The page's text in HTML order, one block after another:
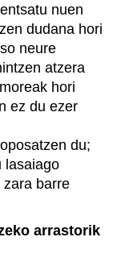
nuen
dudana hori
neure
atzera
hori
ez du ezer
du;
lasaiago
barre
arrastorik